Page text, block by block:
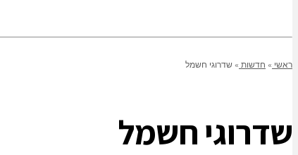
ראשי » חדשות » שדרוגי חשמל
שדרוגי חשמל